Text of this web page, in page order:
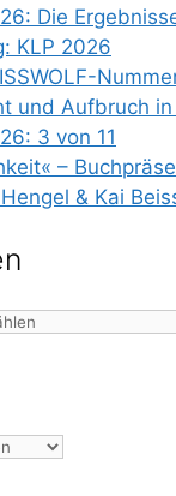
Die
KLP 2026
und Aufbruch
3 von 11
–
& Kai